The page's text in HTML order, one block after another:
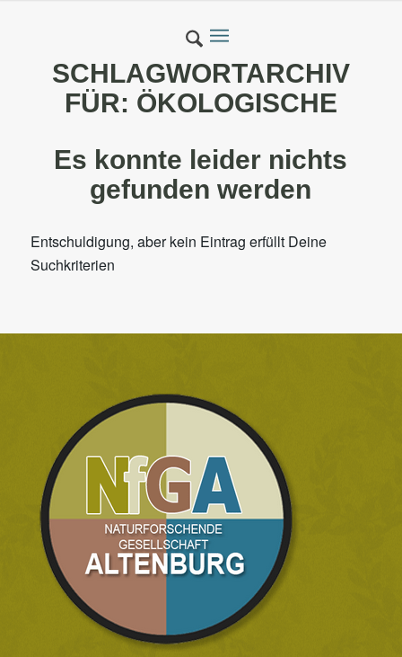
SCHLAGWORTARCHIV
FÜR: ÖKOLOGISCHE
Es konnte leider nichts
gefunden werden
Entschuldigung, aber kein Eintrag erfüllt Deine
Suchkriterien